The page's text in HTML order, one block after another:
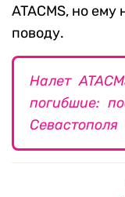
ATACMS, но ему
поводу.
Налет
погибшие: